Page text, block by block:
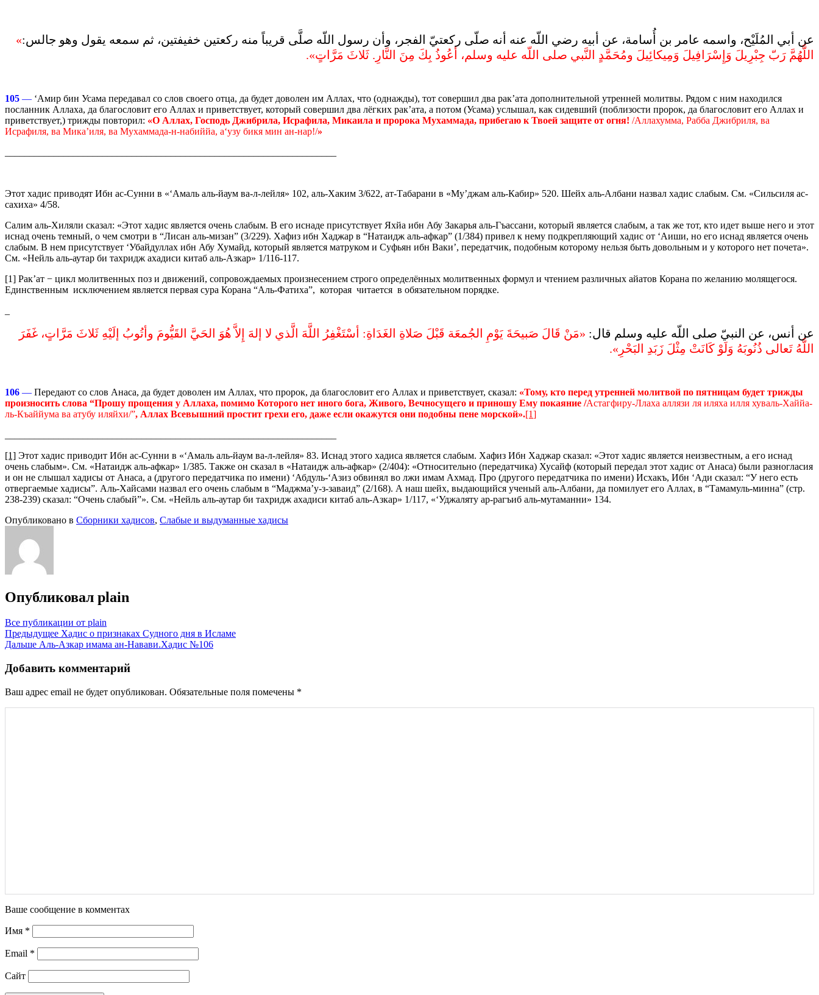
عن أبي المُلَيْح، واسمه عامر بن أُسامة، عن أبيه رضي اللّه عنه أنه صلّى ركعتيّ الفجر، وأن رسول اللّه صلَّى قريباً منه ركعتين خفيفتين، ثم سمعه يقول وهو جالس‏:‏‏»‏
اللَّهُمَّ رَبّ جِبْرِيلَ وَإِسْرَافِيلَ وَمِيكائِيلَ ومُحَمَّدٍ النَّبي صلى اللّه عليه وسلم، أعُوذُ بِكَ مِنَ النَّارِ‏.‏ ثَلاثَ مَرَّاتٍ‏»‏‏.
105 — ‘Амир бин Усама передавал со слов своего отца, да будет доволен им Аллах, что (однажды), тот совершил два рак’ата дополнительной утренней молитвы. Рядом с ним находился
посланник Аллаха, да благословит его Аллах и приветствует, который совершил два лёгких рак’ата, а потом (Усама) услышал, как сидевший (поблизости пророк, да благословит его Аллах и
приветствует,) трижды повторил: «О Аллах, Господь Джибрила, Исрафила, Микаила и пророка Мухаммада, прибегаю к Твоей защите от огня! /Аллахумма, Рабба Джибриля, ва
Исрафиля, ва Мика’иля, ва Мухаммада-н-набиййа, а‘узу бикя мин ан-нар!/»
Этот хадис приводят Ибн ас-Сунни в «‘Амаль аль-йаум ва-л-лейля» 102, аль-Хаким 3/622, ат-Табарани в «Му’джам аль-Кабир» 520. Шейх аль-Албани назвал хадис слабым. См. «Сильсиля ас-
сахиха» 4/58.
Салим аль-Хиляли сказал: «Этот хадис является очень слабым. В его иснаде присутствует Яхйа ибн Абу Закарья аль-Гъассани, который является слабым, а так же тот, кто идет выше него и этот
иснад очень темный, о чем смотри в “Лисан аль-мизан” (3/229). Хафиз ибн Хаджар в “Натаидж аль-афкар” (1/384) привел к нему подкрепляющий хадис от ‘Аиши, но его иснад является очень
слабым. В нем присутствует ‘Убайдуллах ибн Абу Хумайд, который является матруком и Суфьян ибн Ваки’, передатчик, подобным которому нельзя быть довольным и у которого нет почета».
См. «Нейль аль-аутар би тахридж ахадиси китаб аль-Азкар» 1/116-117.
[1] Рак’ат − цикл молитвенных поз и движений, сопровождаемых произнесением строго определённых молитвенных формул и чтением различных айатов Корана по желанию молящегося.
Единственным исключением является первая сура Корана “Аль-Фатиха”, которая читается в обязательном порядке.
عن أنس، عن النبيّ صلى اللّه عليه وسلم قال‏:‏‏ «‏مَنْ قَالَ صَبيحَةَ يَوْمِ الجُمعَة قَبْلَ صَلاةِ الغَدَاةِ‏:‏ أسْتَغْفِرُ اللَّهَ الَّذي لا إلهَ إِلاَّ هُوَ الحَيَّ القَيُّومَ وأتُوبُ إلَيْهِ ثَلاثَ مَرَّاتٍ، غَفَرَ
اللَّهُ تَعالى ذُنُوبَهُ وَلَوْ كَانَتْ مِثْلَ زَبَدِ البَحْرِ‏»‏‏.‏‏
106 — Передают со слов Анаса, да будет доволен им Аллах, что пророк, да благословит его Аллах и приветствует, сказал: «Тому, кто перед утренней молитвой по пятницам будет трижды
произносить слова “Прошу прощения у Аллаха, помимо Которого нет иного бога, Живого, Вечносущего и приношу Ему покаяние /Астагфиру-Ллаха аллязи ля иляха илля хуваль-Хаййа-
ль-Къаййума ва атубу иляйхи/”, Аллах Всевышний простит грехи его, даже если окажутся они подобны пене морской».[1]
[1] Этот хадис приводит Ибн ас-Сунни в «‘Амаль аль-йаум ва-л-лейля» 83. Иснад этого хадиса является слабым. Хафиз Ибн Хаджар сказал: «Этот хадис является неизвестным, а его иснад
очень слабым». См. «Натаидж аль-афкар» 1/385. Также он сказал в «Натаидж аль-афкар» (2/404): «Относительно (передатчика) Хусайф (который передал этот хадис от Анаса) были разногласия
и он не слышал хадисы от Анаса, а (другого передатчика по имени) ‘Абдуль-‘Азиз обвинял во лжи имам Ахмад. Про (другого передатчика по имени) Исхакъ, Ибн ‘Ади сказал: “У него есть
отвергаемые хадисы”. Аль-Хайсами назвал его очень слабым в “Маджма’у-з-заваид” (2/168). А наш шейх, выдающийся ученый аль-Албани, да помилует его Аллах, в “Тамамуль-минна” (стр.
238-239) сказал: “Очень слабый”». См. «Нейль аль-аутар би тахридж ахадиси китаб аль-Азкар» 1/117, «‘Уджаляту ар-рагъиб аль-мутаманни» 134.
Опубликовано в Сборники хадисов, Слабые и выдуманные хадисы
Опубликовал plain
Все публикации от plain
Навигация
по
записям
Предыдущее Хадис о признаках Судного дня в Исламе
Дальше Аль-Азкар имама ан-Навави.Хадис №106
Добавить комментарий
Ваш адрес email не будет опубликован. Обязательные поля помечены *
Ваше сообщение в комментах
Имя *
Email *
Сайт